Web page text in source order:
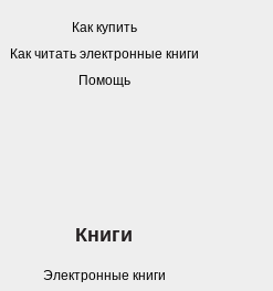
Как купить
Как читать электронные книги
Помощь
Книги
Электронные книги